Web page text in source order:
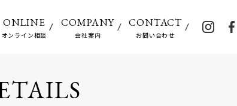
ONLINE
オンライン相談
COMPANY
会社案内
CONTACT
お問い合わせ